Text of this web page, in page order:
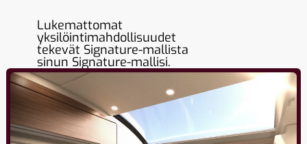
Lukemattomat
yksilöintimahdollisuudet
tekevät Signature-mallista
sinun Signature-mallisi.